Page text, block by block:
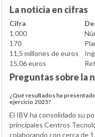
La noticia en cifras
Cifra
1.000
170
11,5 millones de euros
15,06 euros
Preguntas sobre la
¿Qué resultados ha
ejercicio 2025?
El IBV ha consolidado su
principales Centros
colaborando con cerca de